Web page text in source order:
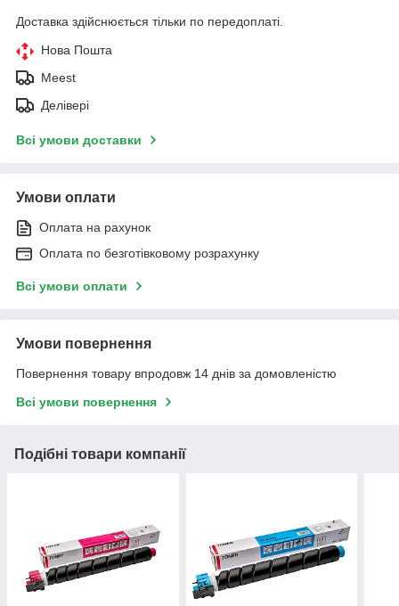
Доставка здійснюється тільки по передоплаті.
Нова Пошта
Meest
Делівері
Всі умови доставки
Умови оплати
Оплата на рахунок
Оплата по безготівковому розрахунку
Всі умови оплати
Умови повернення
Повернення товару впродовж 14 днів за домовленістю
Всі умови повернення
Подібні товари компанії